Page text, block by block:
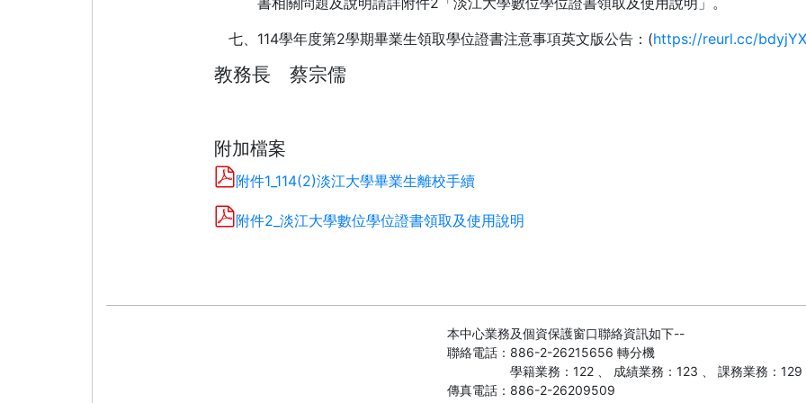
書相關問題及說明請詳附件 「淡江大學數位學位證書領取及使用說明」。
七、 114學年度第2學期畢業生領取學位證書注意事項英文版公告： (https://reurl.cc/bdyjYX
教務長 蔡宗儒
附加檔案
附件1_114(2)淡江大學畢業生離校手續
附件2_淡江大學數位學位證書領取及使用說明
本中心業務及個資保護窗口聯絡資訊如下--
聯絡電話：886-2-26215656 轉分機
學籍業務：122 、 成績業務：123 、 課務業務：129
傳真電話：886-2-26209509